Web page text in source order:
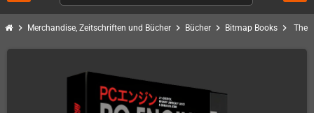
chevron_right Merchandise, Zeitschriften und Bücher chevron_right Bücher chevron_right Bitmap Books chevron_right The